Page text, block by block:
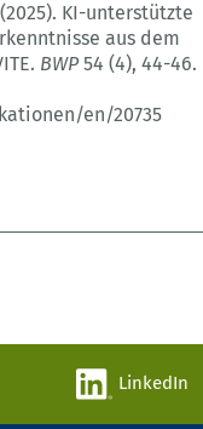
KI-unterstützte
aus dem
BWP54 (4), 44-46.
en/20735
LinkedIn